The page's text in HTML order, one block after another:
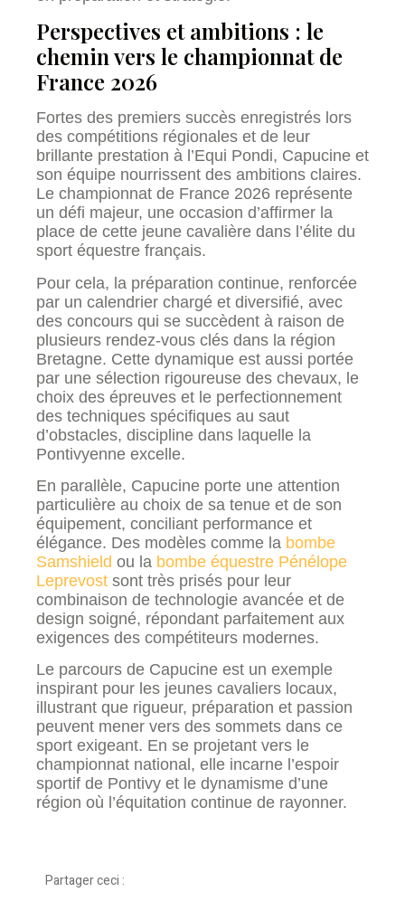
Perspectives et ambitions : le
chemin vers le championnat de
France 2026
Fortes des premiers succès enregistrés lors
des compétitions régionales et de leur
brillante prestation à l’Equi Pondi, Capucine et
son équipe nourrissent des ambitions claires.
Le championnat de France 2026 représente
un défi majeur, une occasion d’affirmer la
place de cette jeune cavalière dans l’élite du
sport équestre français.
Pour cela, la préparation continue, renforcée
par un calendrier chargé et diversifié, avec
des concours qui se succèdent à raison de
plusieurs rendez-vous clés dans la région
Bretagne. Cette dynamique est aussi portée
par une sélection rigoureuse des chevaux, le
choix des épreuves et le perfectionnement
des techniques spécifiques au saut
d’obstacles, discipline dans laquelle la
Pontivyenne excelle.
En parallèle, Capucine porte une attention
particulière au choix de sa tenue et de son
équipement, conciliant performance et
élégance. Des modèles comme la bombe
Samshield ou la bombe équestre Pénélope
Leprevost sont très prisés pour leur
combinaison de technologie avancée et de
design soigné, répondant parfaitement aux
exigences des compétiteurs modernes.
Le parcours de Capucine est un exemple
inspirant pour les jeunes cavaliers locaux,
illustrant que rigueur, préparation et passion
peuvent mener vers des sommets dans ce
sport exigeant. En se projetant vers le
championnat national, elle incarne l’espoir
sportif de Pontivy et le dynamisme d’une
région où l’équitation continue de rayonner.
Partager ceci :